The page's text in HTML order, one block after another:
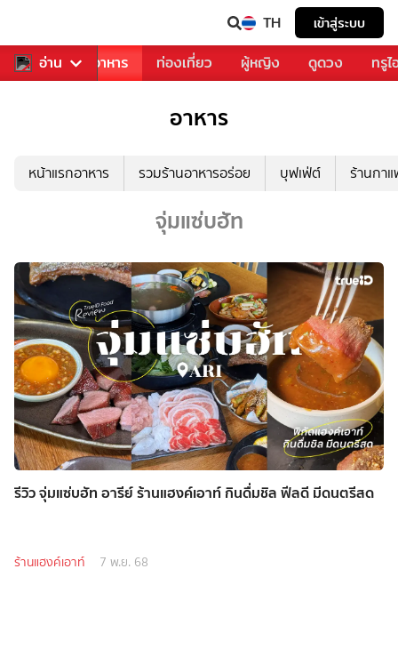
TH เข้าสู่ระบบ
อ่าน
การเพลง อาหาร ท่องเที่ยว ผู้หญิง ดูดวง ทรู
อาหาร
หน้าแรกอาหาร รวมร้านอาหารอร่อย บุฟเฟ่ต์ ร้านกา
จุ่มแซ่บฮัท
รีวิว จุ่มแซ่บฮัท อารีย์ ร้านแฮงค์เอาท์ กินดื่มชิล ฟีลดี มีดนตรีสด
ร้านแฮงค์เอาท์ 7 พ.ย. 68